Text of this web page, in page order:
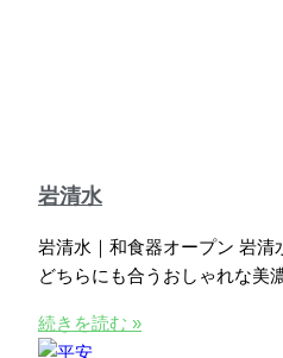
岩清水
岩清水｜和食器オープン 岩清
どちらにも合うおしゃれな美
続きを読む »